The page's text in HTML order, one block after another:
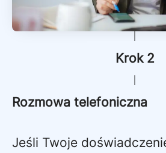
Krok 2
Rozmowa telefoniczna
Jeśli Twoje